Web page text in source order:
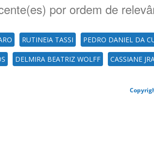
por ordem de
RUTINEIA TASSI PEDRO DANIEL DA
DELMIRA BEATRIZ WOLFF CASSIANE